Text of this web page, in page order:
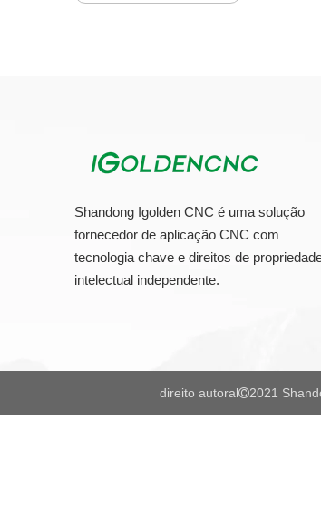
Shandong Igolden CNC é uma solução
fornecedor de aplicação CNC com
tecnologia chave e direitos de
intelectual independente.
direito autoral2021